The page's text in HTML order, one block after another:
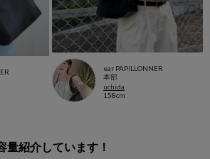
ear PAPILLONNER
本部
uchida
158cm
紹介しています！